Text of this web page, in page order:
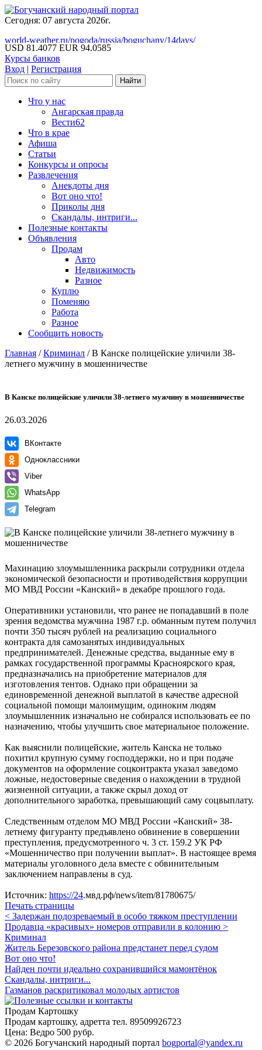
Сегодня: 07 августа 2026г.
world-weather.ru/pogoda/russia/boguchany/14days/
USD 81.4077 EUR 94.0585
Курсы банков
Вход | Регистрация
Что у нас
Ангарская правда
Вести62
Что в крае
Афиша
Статьи
Конкурсы и опросы
Развлечения
Анекдоты дня
Вот оно что!
Приколы дня
Скандалы, интриги...
Полезные контакты
Объявления
Продам
Авто
Недвижимость
Разное
Куплю
Поменяю
Работа
Разное
Сообщить новость
Главная /Криминал /В Канске полицейские уличили 38-
летнего мужчину в мошенничестве
В Канске полицейские уличили 38-летнего мужчину в мошенничестве
26.03.2026
ВКонтакте
Одноклассники
Viber
WhatsApp
Telegram
Махинацию злоумышленника раскрыли сотрудники отдела
экономической безопасности и противодействия коррупции
МО МВД России «Канский» в декабре прошлого года.
Оперативники установили, что ранее не попадавший в поле
зрения ведомства мужчина 1987 г.р. обманным путем получил
почти 350 тысяч рублей на реализацию социального
контракта для самозанятых индивидуальных
предпринимателей. Денежные средства, выданные ему в
рамках государственной программы Красноярского края,
предназначались на приобретение материалов для
изготовления тентов. Однако при обращении за
единовременной денежной выплатой в качестве адресной
социальной помощи малоимущим, одиноким людям
злоумышленник изначально не собирался использовать ее по
назначению, чтобы улучшить свое материальное положение.
Как выяснили полицейские, житель Канска не только
похитил крупную сумму господдержки, но и при подаче
документов на оформление соцконтракта указал заведомо
ложные, недостоверные сведения о нахождении в трудной
жизненной ситуации, а также скрыл доход от
дополнительного заработка, превышающий саму соцвыплату.
Следственным отделом МО МВД России «Канский» 38-
летнему фигуранту предъявлено обвинение в совершении
преступления, предусмотренного ч. 3 ст. 159.2 УК РФ
«Мошенничество при получении выплат». В настоящее время
материалы уголовного дела вместе с обвинительным
заключением направлены в суд.
Источник: https://24.мвд.рф/news/item/81780675/
Печать страницы
< Задержан подозреваемый в особо тяжком преступлении
Продавца «красивых» номеров отправили в колонию >
Криминал
Житель Березовского района предстанет перед судом
Вот оно что!
Найден почти идеально сохранившийся мамонтёнок
Скандалы, интриги...
Газманов раскритиковал молодых артистов
Продам Картошку
Продам картошку, адретта тел. 89509926723
Цена: Ведро 500 рубр.
© 2026 Богучанский народный портал bogportal@yandex.ru